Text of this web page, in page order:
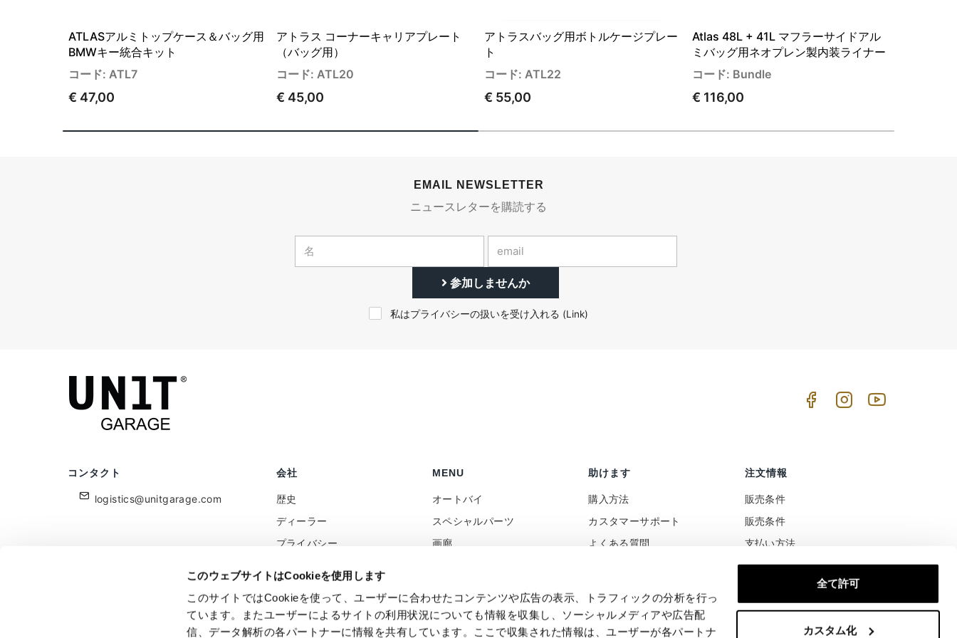
このウェブサイトはCookieを使用します
このサイトではCookieを使って、ユーザーに合わせたコンテンツや広告の表示、トラフィックの分析を行っ
ています。またユーザーによるサイトの利用状況についても情報を収集し、ソーシャルメディアや広告配
信、データ解析の各パートナーに情報を共有しています。ここで収集された情報は、ユーザーが各パートナ
全て許可
カスタム化
ATLASアルミトップケース＆バッグ用
BMWキー統合キット
コード: ATL7
€ 47,00
アトラス コーナーキャリアプレート
（バッグ用）
コード: ATL20
€ 45,00
アトラスバッグ用ボトルケージプレー
ト
コード: ATL22
€ 55,00
Atlas 48L + 41L マフラーサイドアル
ミバッグ用ネオプレン製内装ライナー
コード: Bundle
€ 116,00
EMAIL NEWSLETTER
ニュースレターを購読する
参加しませんか
私はプライバシーの扱いを受け入れる (Link)
コンタクト
logistics@unitgarage.com
会社
歴史
ディーラー
プライバシー
フィードバック
MENU
オートバイ
スペシャルパーツ
画廊
Social Wall
助けます
購入方法
カスタマーサポート
よくある質問
注文情報
販売条件
販売条件
支払い方法
配送と配達
満足または払い戻された
商品の返品と交換